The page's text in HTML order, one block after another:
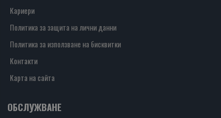
Кариери
Политика за защита на лични данни
Политика за използване на бисквитки
Контакти
Карта на сайта
ОБСЛУЖВАНЕ